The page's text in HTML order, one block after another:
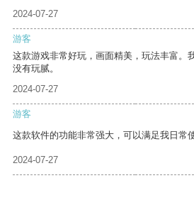
2024-07-27
游客
这款游戏非常好玩，画面精美，玩法丰富。
没有玩腻。
2024-07-27
游客
这款软件的功能非常强大，可以满足我日常
2024-07-27